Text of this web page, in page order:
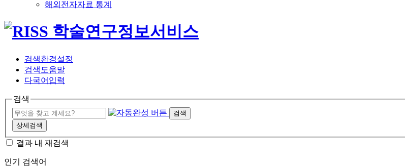
해외전자자료 통계
검색환경설정
검색도움말
다국어입력
검색
검색
상세검색
결과 내 재검색
인기 검색어